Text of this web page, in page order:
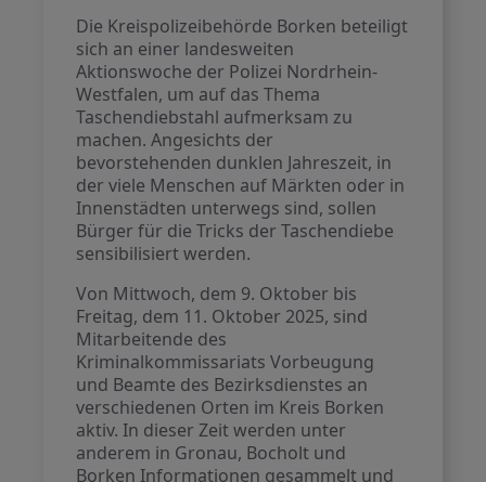
Die Kreispolizeibehörde Borken beteiligt
sich an einer landesweiten
Aktionswoche der Polizei Nordrhein-
Westfalen, um auf das Thema
Taschendiebstahl aufmerksam zu
machen. Angesichts der
bevorstehenden dunklen Jahreszeit, in
der viele Menschen auf Märkten oder in
Innenstädten unterwegs sind, sollen
Bürger für die Tricks der Taschendiebe
sensibilisiert werden.
Von Mittwoch, dem 9. Oktober bis
Freitag, dem 11. Oktober 2025, sind
Mitarbeitende des
Kriminalkommissariats Vorbeugung
und Beamte des Bezirksdienstes an
verschiedenen Orten im Kreis Borken
aktiv. In dieser Zeit werden unter
anderem in Gronau, Bocholt und
Borken Informationen gesammelt und